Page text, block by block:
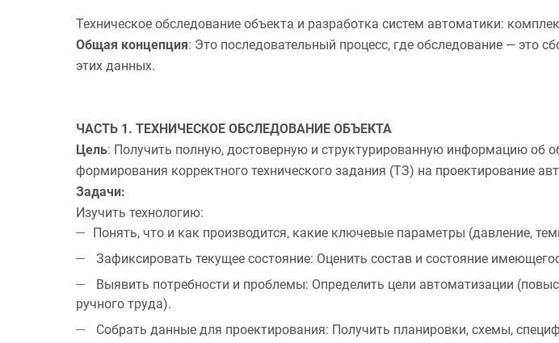
Техническое обследование объекта и разработка систем автоматики:
Общая концепция: Это последовательный процесс, где обследование — это
этих данных.
ЧАСТЬ 1. ТЕХНИЧЕСКОЕ ОБСЛЕДОВАНИЕ ОБЪЕКТА
Цель: Получить полную, достоверную и структурированную информацию об
формирования корректного технического задания (ТЗ) на проектирование
Задачи:
Изучить технологию:
Понять, что и как производится, какие ключевые параметры (давление,
Зафиксировать текущее состояние: Оценить состав и состояние
Выявить потребности и проблемы: Определить цели автоматизации
ручного труда).
Собрать данные для проектирования: Получить планировки, схемы,